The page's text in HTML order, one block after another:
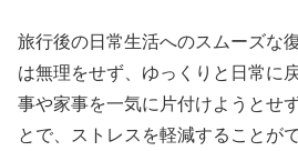
旅行後の日常生活へのスムーズな
は無理をせず、ゆっくりと日常に
事や家事を一気に片付けようとせ
とで、ストレスを軽減することが